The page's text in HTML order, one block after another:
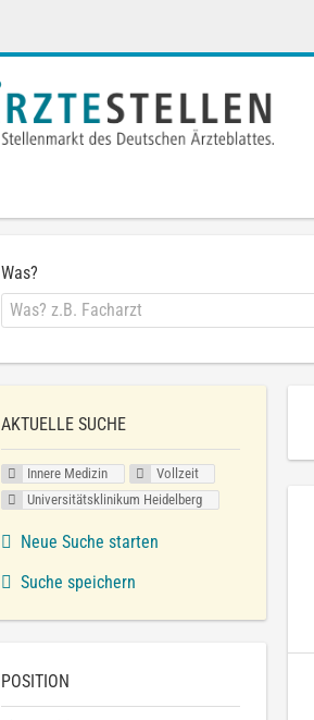
Was?
AKTUELLE SUCHE
Innere Medizin
Vollzeit
Universitätsklinikum Heidelberg
Neue Suche starten
Suche speichern
POSITION